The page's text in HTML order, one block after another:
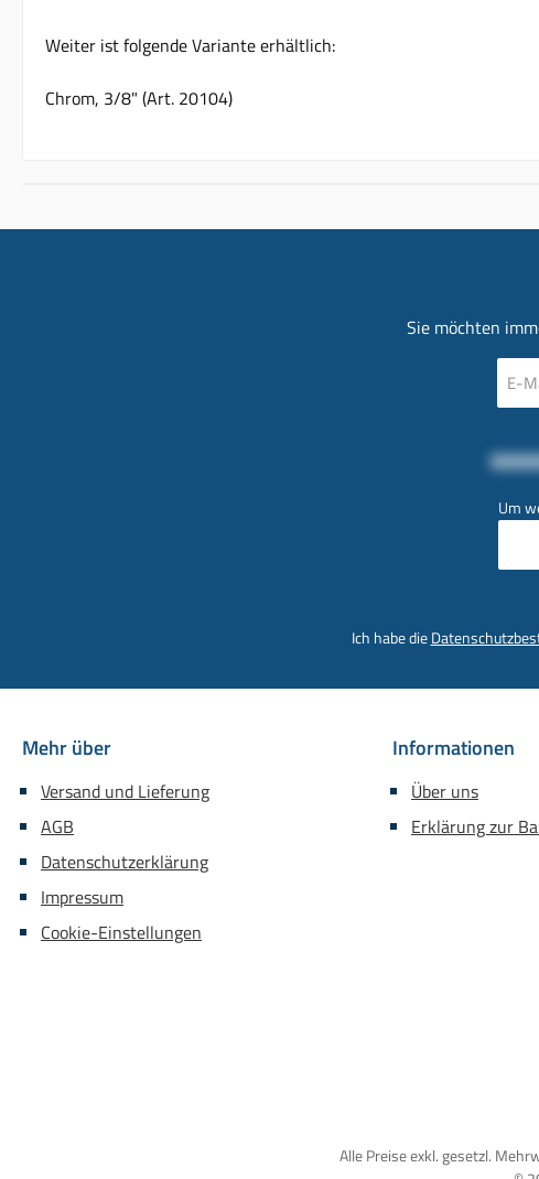
Weiter ist folgende Variante erhältlich:
Chrom, 3/8" (Art. 20104)
Sie möchten
Mail-
Um
Ich habe die
Mehr über
Versand und Lieferung
AGB
Datenschutzerklärung
Impressum
Cookie-Einstellungen
Informationen
Über uns
Erklärung zur
Alle Preise exkl. gesetzl.